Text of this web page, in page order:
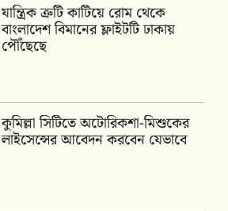
যান্ত্রিক ত্রুটি কাটিয়ে রোম থেকে
বাংলাদেশ বিমানের ফ্লাইটটি ঢাকায়
পৌঁছেছে
কুমিল্লা সিটিতে অটোরিকশা-মিশুকের
লাইসেন্সের আবেদন করবেন যেভাবে